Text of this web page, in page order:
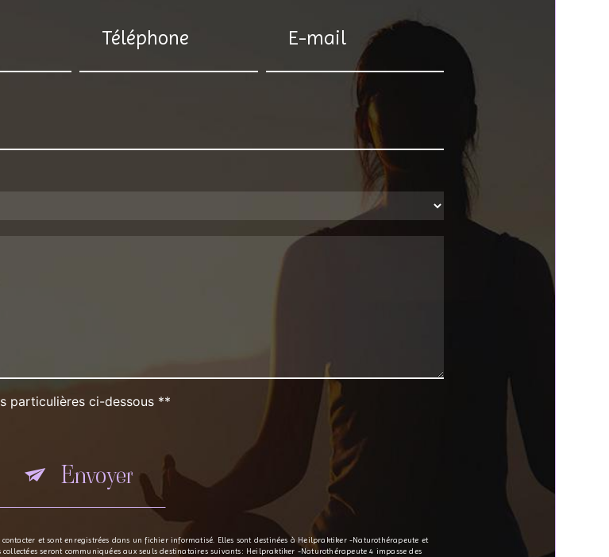
particulières ci-dessous **
Envoyer
contacter et sont enregistrées dans un fichier informatisé. Elles sont destinées à Heilpraktiker -Naturothérapeute et
seront communiquées aux seuls destinataires suivants: Heilpraktiker -Naturothérapeute 4 impasse des